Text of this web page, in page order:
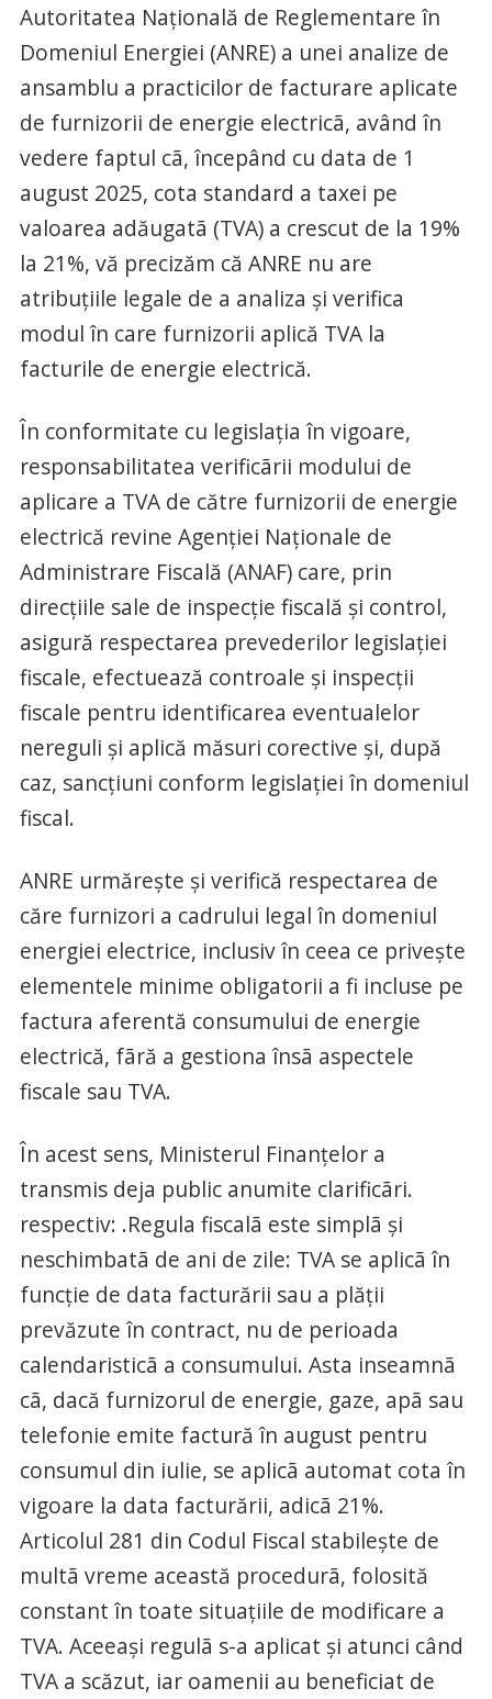
Autoritatea Națională de Reglementare în
Domeniul Energiei (ANRE) a unei analize de
ansamblu a practicilor de facturare aplicate
de furnizorii de energie electricã, având în
vedere faptul cã, începând cu data de 1
august 2025, cota standard a taxei pe
valoarea adăugatã (TVA) a crescut de la 19%
la 21%, vă precizăm că ANRE nu are
atribuțiile legale de a analiza și verifica
modul în care furnizorii aplică TVA la
facturile de energie electrică.
În conformitate cu legislația în vigoare,
responsabilitatea verificãrii modului de
aplicare a TVA de către furnizorii de energie
electrică revine Agenției Naționale de
Administrare Fiscală (ANAF) care, prin
direcțiile sale de inspecție fiscală și control,
asigură respectarea prevederilor legislației
fiscale, efectuează controale și inspecții
fiscale pentru identificarea eventualelor
nereguli și aplică măsuri corective și, după
caz, sancțiuni conform legislației în domeniul
fiscal.
ANRE urmărește și verifică respectarea de
căre furnizori a cadrului legal în domeniul
energiei electrice, inclusiv în ceea ce privește
elementele minime obligatorii a fi incluse pe
factura aferentă consumului de energie
electrică, fãră a gestiona însã aspectele
fiscale sau TVA.
În acest sens, Ministerul Finanțelor a
transmis deja public anumite clarificãri.
respectiv: .Regula fiscalã este simplã și
neschimbatã de ani de zile: TVA se aplicã în
funcție de data facturării sau a plății
prevăzute în contract, nu de perioada
calendaristicã a consumului. Asta inseamnã
cã, dacă furnizorul de energie, gaze, apã sau
telefonie emite factură în august pentru
consumul din iulie, se aplicã automat cota în
vigoare la data facturării, adicã 21%.
Articolul 281 din Codul Fiscal stabilește de
multã vreme această procedurã, folosită
constant în toate situațiile de modificare a
TVA. Aceeași regulã s-a aplicat și atunci când
TVA a scăzut, iar oamenii au beneficiat de